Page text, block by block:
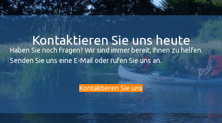
Kontaktieren Sie uns heute
Haben Sie noch Fragen? Wir sind immer bereit, Ihnen zu helfen.
Senden Sie uns eine E-Mail oder rufen Sie uns an.
Kontaktieren Sie uns